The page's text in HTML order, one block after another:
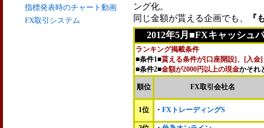
指標発表時のチャート動画
FX取引システム
ング化。
同じ金額が貰える企画でも、
『
2012年5月■FXキャッシュ
ランキング掲載条件
■条件1■貰える条件が[口座開設]、[入金
■条件2■金額が2000円以上の現金かそれ
順位 FX取引会社名
1位 ・ FXトレーディングS